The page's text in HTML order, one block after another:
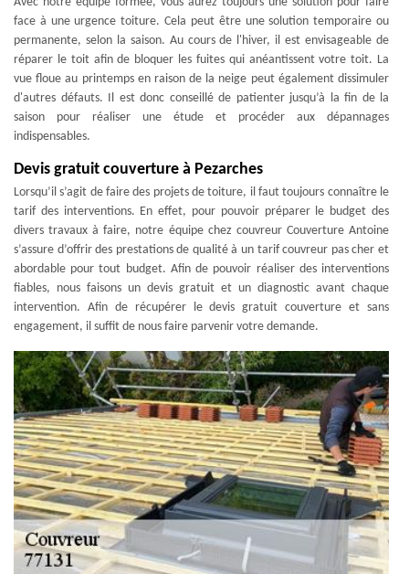
face à une urgence toiture. Cela peut être une solution temporaire ou
permanente, selon la saison. Au cours de l'hiver, il est envisageable de
réparer le toit afin de bloquer les fuites qui anéantissent votre toit. La
vue floue au printemps en raison de la neige peut également dissimuler
d'autres défauts. Il est donc conseillé de patienter jusqu’à la fin de la
saison pour réaliser une étude et procéder aux dépannages
indispensables.
Devis gratuit couverture à Pezarches
Lorsqu’il s’agit de faire des projets de toiture, il faut toujours connaître le
tarif des interventions. En effet, pour pouvoir préparer le budget des
divers travaux à faire, notre équipe chez couvreur Couverture Antoine
s’assure d’offrir des prestations de qualité à un tarif couvreur pas cher et
abordable pour tout budget. Afin de pouvoir réaliser des interventions
fiables, nous faisons un devis gratuit et un diagnostic avant chaque
intervention. Afin de récupérer le devis gratuit couverture et sans
engagement, il suffit de nous faire parvenir votre demande.